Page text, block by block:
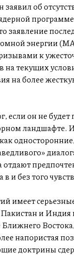
об
энергии
к
на текущих
на более
если он не
отдают
и без того
имеет
и Индия
напористая
доктрины